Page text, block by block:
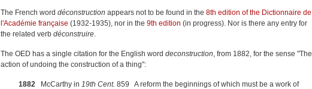
The French word déconstruction appears not to be found in the 8th edition of the Dictionnaire de
l'Académie française (1932-1935), nor in the 9th edition (in progress). Nor is there any entry for
the related verb déconstruire.
The OED has a single citation for the English word deconstruction, from 1882, for the sense "The
action of undoing the construction of a thing":
1882 McCarthy in 19th Cent. 859 A reform the beginnings of which must be a work of